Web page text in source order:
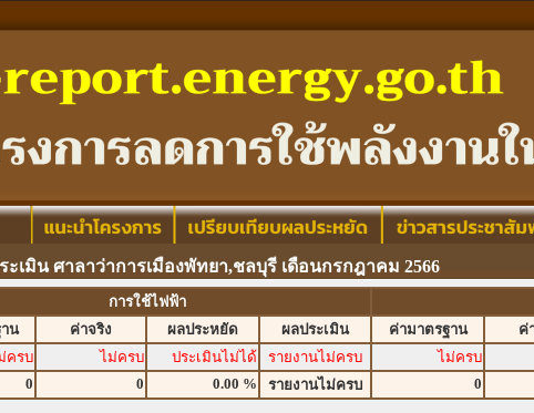
ะเมิน ศาลาว่าการเมืองพัทยา,ชลบุรี เดือนกรกฎาคม 2566
การใช้ไฟฟ้า
น
ค่าจริง ผลประหยัด ผลประเมิน ค่ามาตรฐาน ค่
ครบ ไม่ครบ ประเมินไม่ได้ รายงานไม่ครบ ไม่ครบ
0 0 0.00 % รายงานไม่ครบ 0